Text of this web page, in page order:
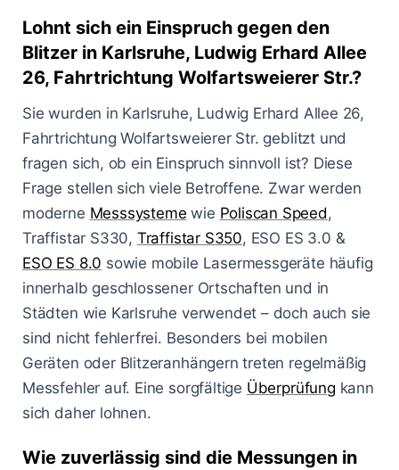
Lohnt sich ein Einspruch gegen den
Blitzer in Karlsruhe, Ludwig Erhard Allee
26, Fahrtrichtung Wolfartsweierer Str.?
Sie wurden in Karlsruhe, Ludwig Erhard Allee 26,
Fahrtrichtung Wolfartsweierer Str. geblitzt und
fragen sich, ob ein Einspruch sinnvoll ist? Diese
Frage stellen sich viele Betroffene. Zwar werden
moderne Messsysteme wie Poliscan Speed,
Traffistar S330, Traffistar S350, ESO ES 3.0 &
ESO ES 8.0 sowie mobile Lasermessgeräte häufig
innerhalb geschlossener Ortschaften und in
Städten wie Karlsruhe verwendet – doch auch sie
sind nicht fehlerfrei. Besonders bei mobilen
Geräten oder Blitzeranhängern treten regelmäßig
Messfehler auf. Eine sorgfältige Überprüfung kann
sich daher lohnen.
Wie zuverlässig sind die Messungen in